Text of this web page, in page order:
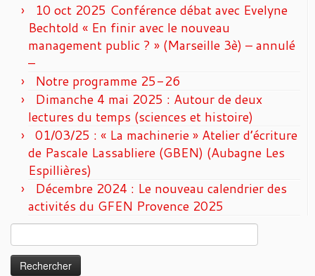
10 oct 2025 Conférence débat avec Evelyne
Bechtold « En finir avec le nouveau
management public ? » (Marseille 3è) – annulé
–
Notre programme 25-26
Dimanche 4 mai 2025 : Autour de deux
lectures du temps (sciences et histoire)
01/03/25 : « La machinerie » Atelier d’écriture
de Pascale Lassabliere (GBEN) (Aubagne Les
Espillières)
Décembre 2024 : Le nouveau calendrier des
activités du GFEN Provence 2025